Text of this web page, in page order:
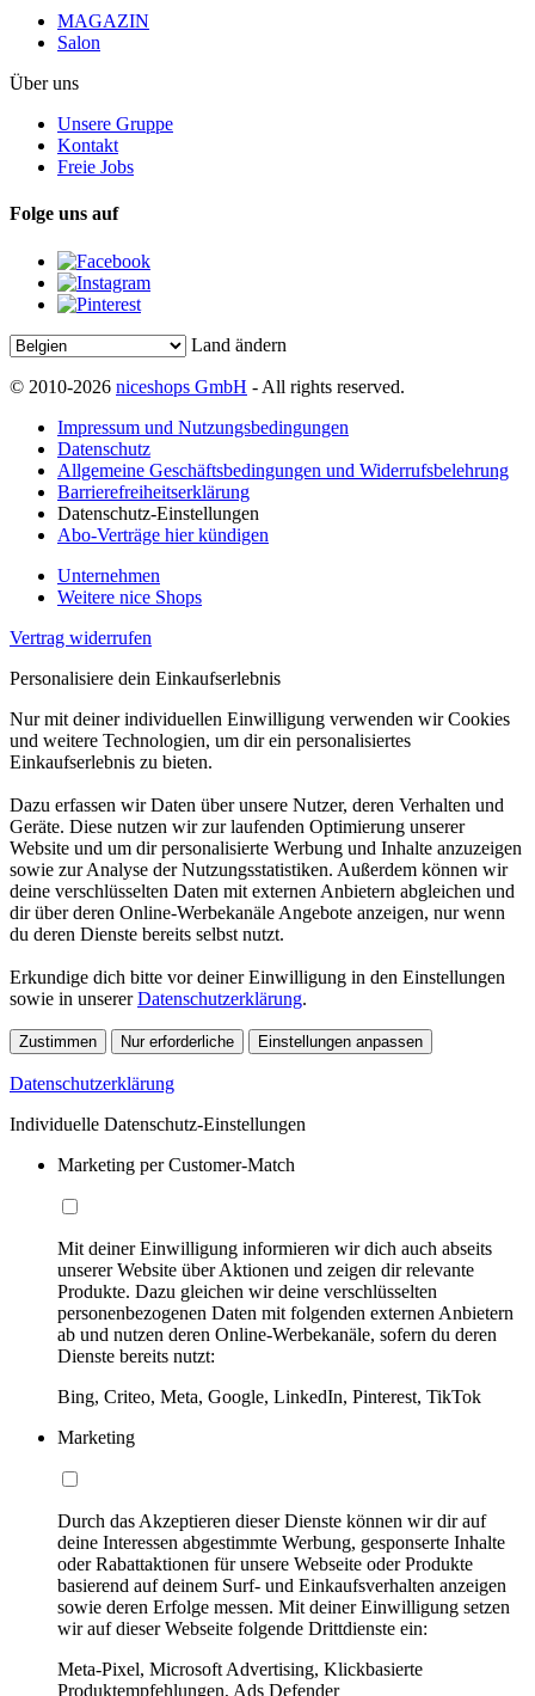
MAGAZIN
Salon
Über uns
Unsere Gruppe
Kontakt
Freie Jobs
Folge uns auf
Land ändern
© 2010-2026 niceshops GmbH - All rights reserved.
Impressum und Nutzungsbedingungen
Datenschutz
Allgemeine Geschäftsbedingungen und Widerrufsbelehrung
Barrierefreiheitserklärung
Datenschutz-Einstellungen
Abo-Verträge hier kündigen
Unternehmen
Weitere nice Shops
Vertrag widerrufen
Personalisiere dein Einkaufserlebnis
Nur mit deiner individuellen Einwilligung verwenden wir Cookies
und weitere Technologien, um dir ein personalisiertes
Einkaufserlebnis zu bieten.
Dazu erfassen wir Daten über unsere Nutzer, deren Verhalten und
Geräte. Diese nutzen wir zur laufenden Optimierung unserer
Website und um dir personalisierte Werbung und Inhalte anzuzeigen
sowie zur Analyse der Nutzungsstatistiken. Außerdem können wir
deine verschlüsselten Daten mit externen Anbietern abgleichen und
dir über deren Online-Werbekanäle Angebote anzeigen, nur wenn
du deren Dienste bereits selbst nutzt.
Erkundige dich bitte vor deiner Einwilligung in den Einstellungen
sowie in unsererDatenschutzerklärung.
Zustimmen Nur erforderliche Einstellungen anpassen
Datenschutzerklärung
Individuelle Datenschutz-Einstellungen
Marketing per Customer-Match
Mit deiner Einwilligung informieren wir dich auch abseits
unserer Website über Aktionen und zeigen dir relevante
Produkte. Dazu gleichen wir deine verschlüsselten
personenbezogenen Daten mit folgenden externen Anbietern
ab und nutzen deren Online-Werbekanäle, sofern du deren
Dienste bereits nutzt:
Bing, Criteo, Meta, Google, LinkedIn, Pinterest, TikTok
Marketing
Durch das Akzeptieren dieser Dienste können wir dir auf
deine Interessen abgestimmte Werbung, gesponserte Inhalte
oder Rabattaktionen für unsere Webseite oder Produkte
basierend auf deinem Surf- und Einkaufsverhalten anzeigen
sowie deren Erfolge messen. Mit deiner Einwilligung setzen
wir auf dieser Webseite folgende Drittdienste ein:
Meta-Pixel, Microsoft Advertising, Klickbasierte
Produktempfehlungen, Ads Defender